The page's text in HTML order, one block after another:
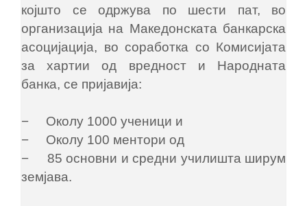
којшто се одржува по шести пат, во
организација на Македонската банкарска
асоцијација, во соработка со Комисијата
за хартии од вредност и Народната
банка, се пријавија:
− Околу 1000 ученици и
− Околу 100 ментори од
− 85 основни и средни училишта ширум
земјава.